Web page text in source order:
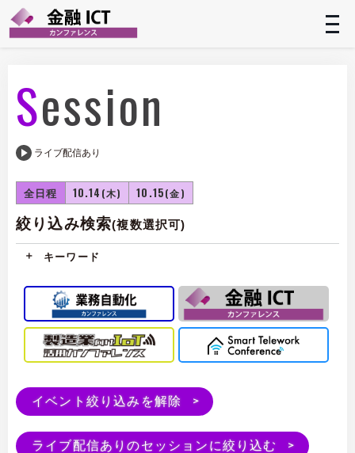
Session
全日程 10.14 (木) 10.15(金)
ライブ配信あり
絞り込み検索(複数選択可)
キーワード
イベント絞り込みを解除
ライブ配信ありのセッションに絞り込む